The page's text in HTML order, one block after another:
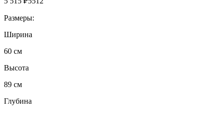
Размеры:
Ширина
60 см
Высота
89 см
Глубина